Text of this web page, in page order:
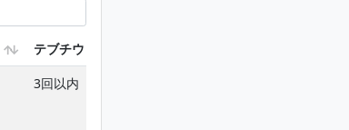
テブチウロンを含む使用回数
3回以内